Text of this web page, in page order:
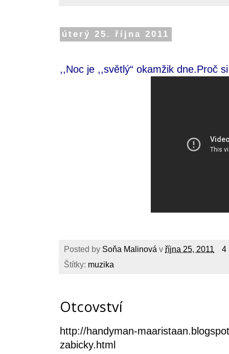
úterý 25. října 2011
,,Noc je ,,světlý“ okamžik dne.Proč
Posted by Soňa Malinová v října 25, 2011
4
Štítky: muzika
Otcovství
http://handyman-
zabicky.html